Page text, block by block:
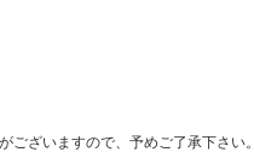
ございますので、予めご了承下さい。